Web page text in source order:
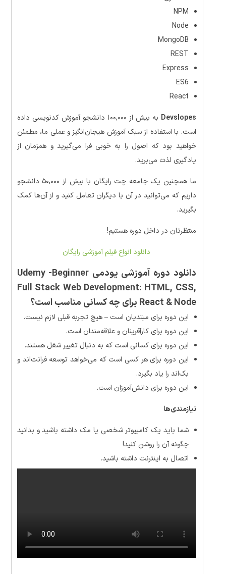
NPM
Node
MongoDB
REST
Express
ES6
React
Devslopes
به بیش از ۱۰۰,۰۰۰ دانشجو آموزش کدنویسی داده
است. با استفاده از سبک آموزش هیجان‌انگیز و عملی ما، مطمئن
خواهید بود که اصول را به خوبی فرا می‌گیرید و همزمان از
یادگیری لذت می‌برید.
ما همچنین یک جامعه چت رایگان با بیش از ۵۰,۰۰۰ دانشجو
داریم که می‌توانید در آن با دیگران تعامل کنید و از آن‌ها کمک
بگیرید.
منتظرتان در داخل دوره هستیم!
دانلود انواع فیلم آموزشی رایگان
دانلود دوره آموزشی یودمی Udemy -Beginner
Full Stack Web Development: HTML, CSS,
React & Node برای چه کسانی مناسب است؟
این دوره برای مبتدیان است – هیچ تجربه قبلی لازم نیست.
این دوره برای کارآفرینان و علاقه‌مندان است.
این دوره برای کسانی است که به دنبال تغییر شغل هستند.
این دوره برای هر کسی است که می‌خواهد توسعه فرانت‌اند و
بک‌اند را یاد بگیرد.
این دوره برای دانش‌آموزان است.
نیازمندی‌ها
شما باید یک کامپیوتر شخصی یا مک داشته باشید و بدانید
چگونه آن را روشن کنید!
اتصال به اینترنت داشته باشید.